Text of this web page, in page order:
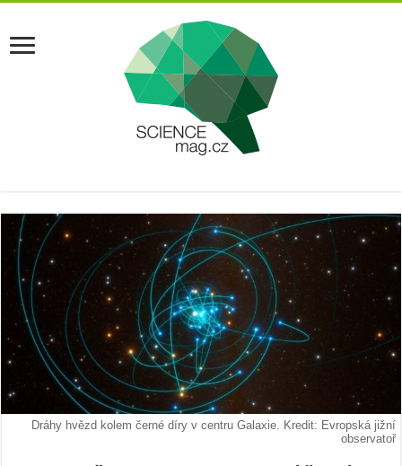
Dráhy hvězd kolem černé díry v centru Galaxie. Kredit: Evropská jižní
observatoř